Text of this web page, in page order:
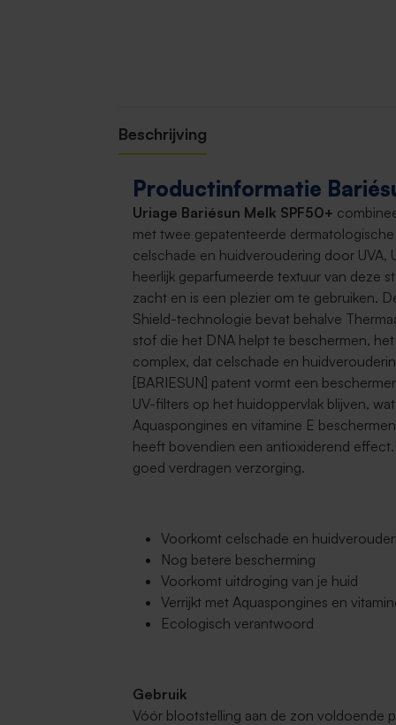
Beschrijving
Productinformatie
Uriage Bariésun Melk SPF50+
met twee gepatenteerde
celschade en huidveroudering door
heerlijk geparfumeerde textuur van deze
zacht en is een plezier om te gebruiken.
Shield-technologie bevat behalve
stof die het DNA helpt te beschermen,
complex, dat celschade en
[BARIESUN] patent vormt een
UV-filters op het huidoppervlak blijven,
Aquaspongines en vitamine E
heeft bovendien een antioxiderend
goed verdragen verzorging.
Voorkomt celschade en
Nog betere bescherming
Voorkomt uitdroging van je huid
Verrijkt met Aquaspongines en
Ecologisch verantwoord
Gebruik
Vóór blootstelling aan de zon voldoende